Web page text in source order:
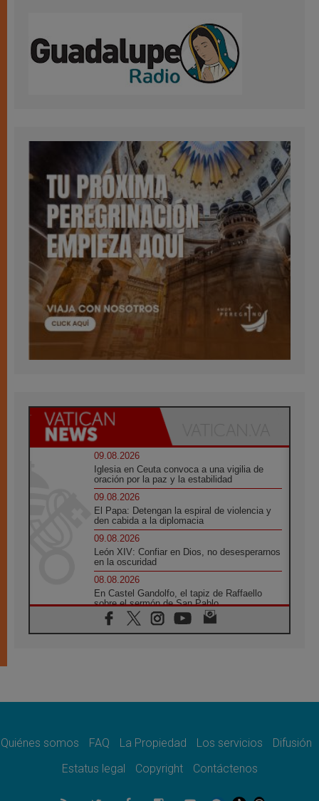
09.08.2026
Iglesia en Ceuta convoca a una vigilia de
oración por la paz y la estabilidad
09.08.2026
El Papa: Detengan la espiral de violencia y
den cabida a la diplomacia
09.08.2026
León XIV: Confiar en Dios, no desesperarnos
en la oscuridad
08.08.2026
En Castel Gandolfo, el tapiz de Raffaello
sobre el sermón de San Pablo
08.08.2026
En Colombia, «la paz no se compra con una
08.08.2026
08.08.2026
del Buen Consejo de Genazzano
Quiénes somos FAQ La Propiedad Los servicios
Difusión
Estatus legal
Copyright Contáctenos